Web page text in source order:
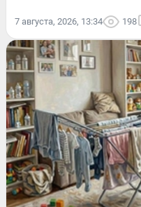
7 августа, 2026, 13:34 198